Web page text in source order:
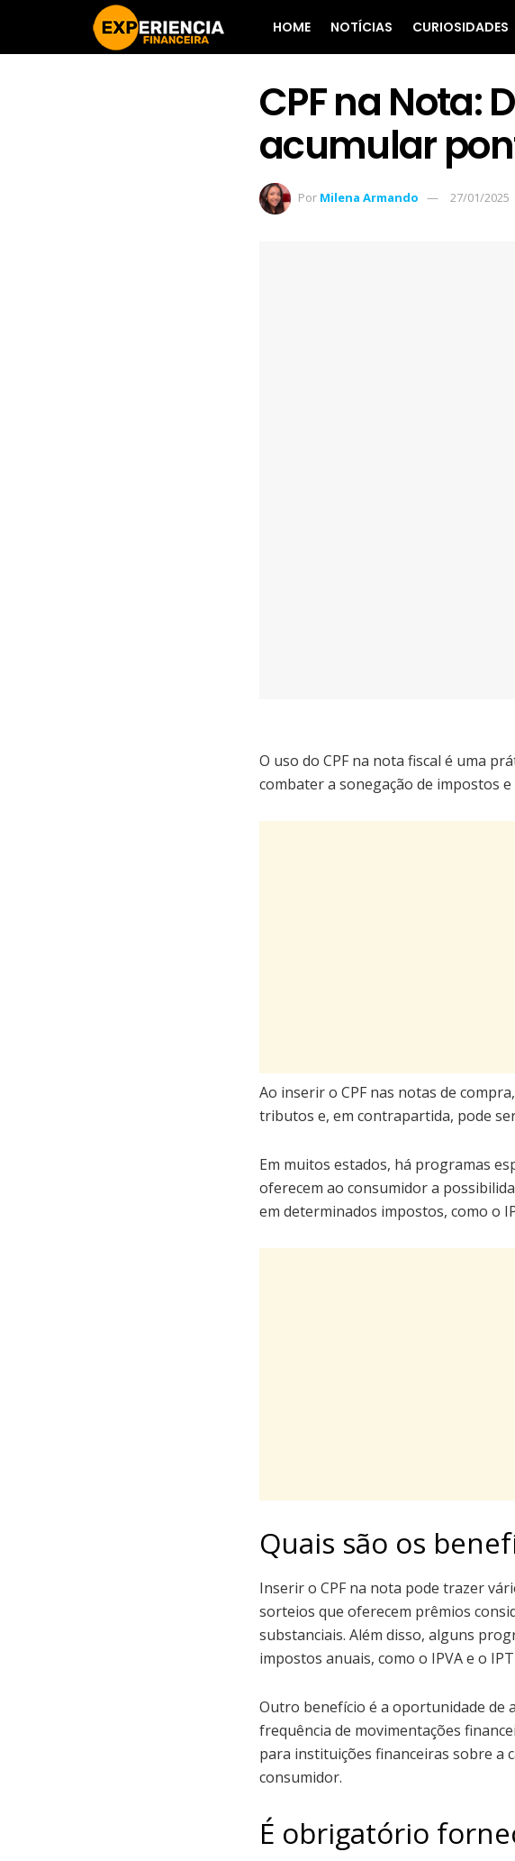
HOME NOTÍCIAS CURIOSIDADES
CPF na Nota:
acumular
Por Milena Armando 27/01/2025
O uso do CPF na nota fiscal é uma
combater a sonegação de impostos
Ao inserir o CPF nas notas de
tributos e, em contrapartida, pode
Em muitos estados, há programas
oferecem ao consumidor a
em determinados impostos, como o
Quais são os
Inserir o CPF na nota pode trazer
sorteios que oferecem prêmios
substanciais. Além disso, alguns
impostos anuais, como o IPVA e o
Outro benefício é a oportunidade de
frequência de movimentações
para instituições financeiras sobre a
consumidor.
É obrigatório